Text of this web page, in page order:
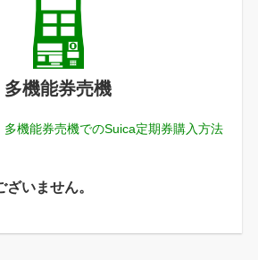
多機能券売機
多機能券売機でのSuica定期券購入方法
いません。